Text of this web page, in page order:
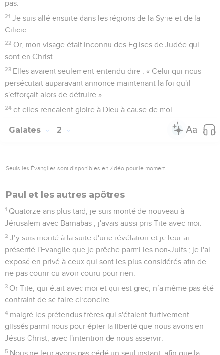
pas.
21 Je suis allé ensuite dans les régions de la Syrie et de la
Cilicie.
22 Or, mon visage était inconnu des Eglises de Judée qui
sont en Christ.
23 Elles avaient seulement entendu dire : « Celui qui nous
persécutait auparavant annonce maintenant la foi qu'il
s'efforçait alors de détruire »
24 et elles rendaient gloire à Dieu à cause de moi.
Galates 2
Seuls les Évangiles sont disponibles en vidéo pour le moment.
Paul et les autres apôtres
1 Quatorze ans plus tard, je suis monté de nouveau à
Jérusalem avec Barnabas ; j'avais aussi pris Tite avec moi.
2 J’y suis monté à la suite d'une révélation et je leur ai
présenté l'Evangile que je prêche parmi les non-Juifs ; je l'ai
exposé en privé à ceux qui sont les plus considérés afin de
ne pas courir ou avoir couru pour rien.
3 Or Tite, qui était avec moi et qui est grec, n’a même pas été
contraint de se faire circoncire,
4 malgré les prétendus frères qui s'étaient furtivement
glissés parmi nous pour épier la liberté que nous avons en
Jésus-Christ, avec l'intention de nous asservir.
5 Nous ne leur avons pas cédé un seul instant, afin que la